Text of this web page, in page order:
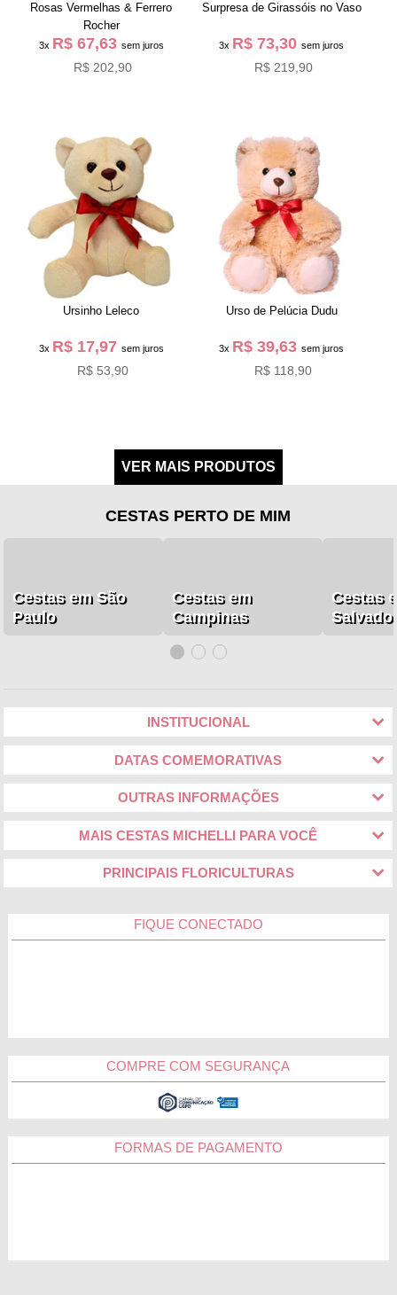
Rosas Vermelhas & Ferrero
Rocher
3x R$ 67,63 sem juros
R$ 202,90
Surpresa de Girassóis no Vaso
3x R$ 73,30sem juros
R$ 219,90
Ursinho Leleco
3x R$ 17,97 sem juros
R$ 53,90
Urso de Pelúcia Dudu
3x R$ 39,63sem juros
R$ 118,90
CESTAS PERTO DE MIM
Cestas em São
Paulo
Cestas em
Campinas
Cestas
INSTITUCIONAL
DATAS COMEMORATIVAS
OUTRAS INFORMAÇÕES
MAIS CESTAS MICHELLI PARA VOCÊ
PRINCIPAIS FLORICULTURAS
FIQUE CONECTADO
COMPRE COM SEGURANÇA
FORMAS DE PAGAMENTO